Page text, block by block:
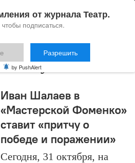
Иван Шалаев в
«Мастерской Фоменко»
ставит «притчу о
победе и поражении»
Сегодня, 31 октября, на
от журнала Театр.
подписаться.
Разрешить
by PushAlert